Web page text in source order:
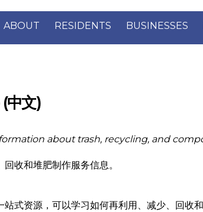
ABOUT RESIDENTS BUSINESSES
中文)
about trash, recycling, and
收和堆肥制作服务信息。
式资源，可以学习如何再利用、减少、回收和